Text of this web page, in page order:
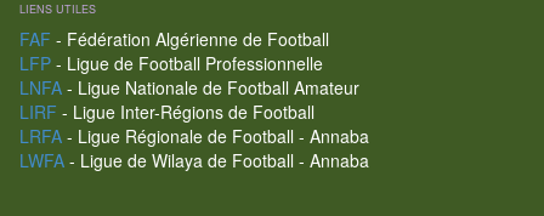
LIENS UTILES
FAF - Fédération Algérienne de Football
LFP- Ligue de Football Professionnelle
LNFA- Ligue Nationale de Football Amateur
LIRF - Ligue Inter-Régions de Football
LRFA- Ligue Régionale de Football - Annaba
LWFA- Ligue de Wilaya de Football - Annaba